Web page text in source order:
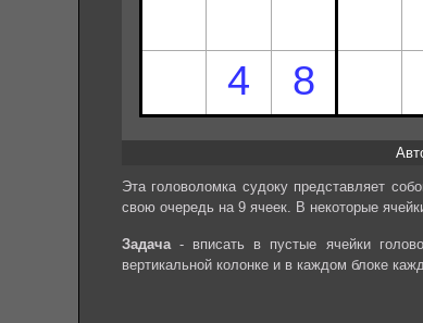
Эта головоломка судоку представляет
свою очередь на 9 ячеек. В некоторые
Задача- вписать в пустые ячейки
вертикальной колонке и в каждом блоке